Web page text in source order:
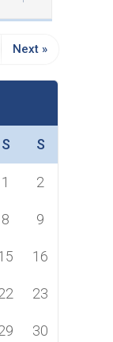
Next »
S S
1 2
8 9
16
23
30